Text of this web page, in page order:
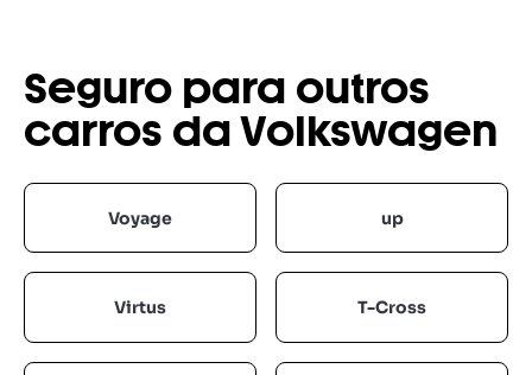
Seguro para outros
carros da Volkswagen
Voyage up
Virtus T-Cross